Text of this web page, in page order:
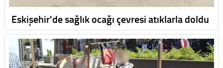
Eskişehir'de sağlık ocağı çevresi atıklarla doldu